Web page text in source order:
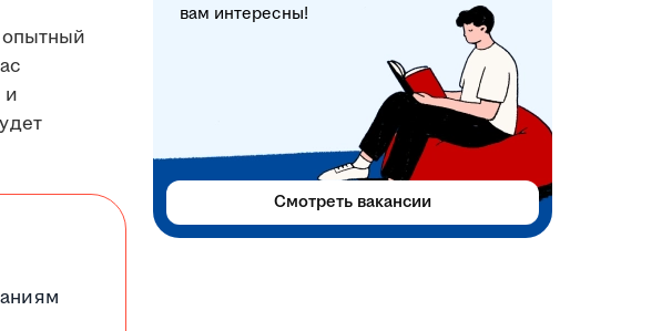
и
вам интересны!
Смотреть вакансии